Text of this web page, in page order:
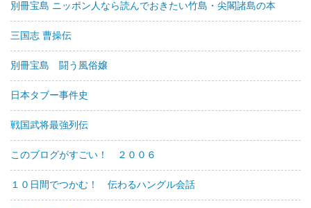
別冊宝島 ニッポン人なら読んでおきたい竹島・尖閣諸島の本
三国志 曹操伝
別冊宝島 闘う風俗嬢
日本タブー事件史
戦国武将最強列伝
このブログがすごい！ ２００６
１０日間でつかむ！ 伝わるハングル会話